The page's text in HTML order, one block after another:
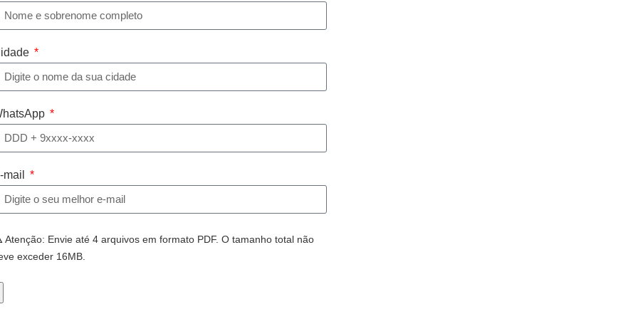
mail
Atenção: Envie até 4 arquivos em formato PDF. O tamanho total não
exceder 16MB.